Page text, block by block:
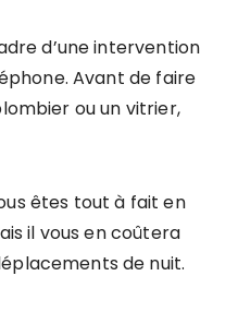
d’une intervention
Avant de faire
ou un vitrier,
êtes tout à fait en
il vous en coûtera
de nuit.